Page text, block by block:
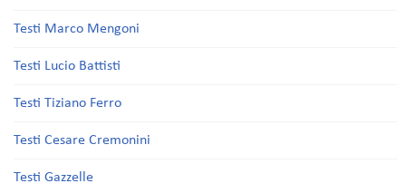
Testi Marco Mengoni
Testi Lucio Battisti
Testi Tiziano Ferro
Testi Cesare Cremonini
Testi Gazzelle